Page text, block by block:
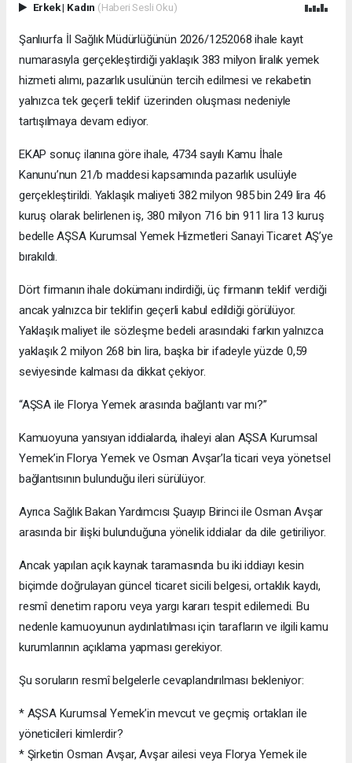
Erkek| Kadın (Haberi Sesli Oku)
Şanlıurfa İl Sağlık Müdürlüğünün 2026/1252068 ihale kayıt
numarasıyla gerçekleştirdiği yaklaşık 383 milyon liralık yemek
hizmeti alımı, pazarlık usulünün tercih edilmesi ve rekabetin
yalnızca tek geçerli teklif üzerinden oluşması nedeniyle
tartışılmaya devam ediyor.
EKAP sonuç ilanına göre ihale, 4734 sayılı Kamu İhale
Kanunu’nun 21/b maddesi kapsamında pazarlık usulüyle
gerçekleştirildi. Yaklaşık maliyeti 382 milyon 985 bin 249 lira 46
kuruş olarak belirlenen iş, 380 milyon 716 bin 911 lira 13 kuruş
bedelle AŞSA Kurumsal Yemek Hizmetleri Sanayi Ticaret AŞ’ye
bırakıldı.
Dört firmanın ihale dokümanı indirdiği, üç firmanın teklif verdiği
ancak yalnızca bir teklifin geçerli kabul edildiği görülüyor.
Yaklaşık maliyet ile sözleşme bedeli arasındaki farkın yalnızca
yaklaşık 2 milyon 268 bin lira, başka bir ifadeyle yüzde 0,59
seviyesinde kalması da dikkat çekiyor.
“AŞSA ile Florya Yemek arasında bağlantı var mı?”
Kamuoyuna yansıyan iddialarda, ihaleyi alan AŞSA Kurumsal
Yemek’in Florya Yemek ve Osman Avşar’la ticari veya yönetsel
bağlantısının bulunduğu ileri sürülüyor.
Ayrıca Sağlık Bakan Yardımcısı Şuayıp Birinci ile Osman Avşar
arasında bir ilişki bulunduğuna yönelik iddialar da dile getiriliyor.
Ancak yapılan açık kaynak taramasında bu iki iddiayı kesin
biçimde doğrulayan güncel ticaret sicili belgesi, ortaklık kaydı,
resmî denetim raporu veya yargı kararı tespit edilemedi. Bu
nedenle kamuoyunun aydınlatılması için tarafların ve ilgili kamu
kurumlarının açıklama yapması gerekiyor.
Şu soruların resmî belgelerle cevaplandırılması bekleniyor:
* AŞSA Kurumsal Yemek’in mevcut ve geçmiş ortakları ile
yöneticileri kimlerdir?
* Şirketin Osman Avşar, Avşar ailesi veya Florya Yemek ile